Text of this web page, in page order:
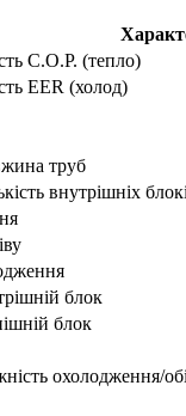
C.O.P. (тепло)
EER (холод)
труб
внутрішніх
блок
блок
охолодження/